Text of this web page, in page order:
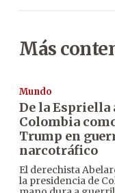
Más
Mundo
De la Espriella
Colombia
Trump en
narcotráfico
El derechista
la presidencia de